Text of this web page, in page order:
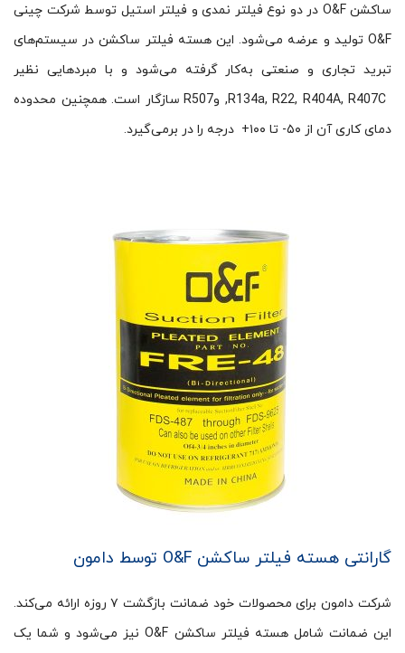
ساکشن O&F در دو نوع فیلتر نمدی و فیلتر استیل توسط شرکت چینی
O&F تولید و عرضه می‌شود. این هسته فیلتر ساکشن در سیستم‌های
تبرید تجاری و صنعتی به‌کار گرفته می‌شود و با مبردهایی نظیر
R134a, R22, R404A, R407C, وR507 سازگار است. همچنین محدوده
دمای کاری آن از ۵۰- تا ۱۰۰+ درجه را در برمی‌گیرد.
گارانتی هسته فیلتر ساکشن O&F توسط دامون
شرکت دامون برای محصولات خود ضمانت بازگشت ۷ روزه ارائه می‌کند.
این ضمانت شامل هسته فیلتر ساکشن O&F نیز می‌شود و شما یک